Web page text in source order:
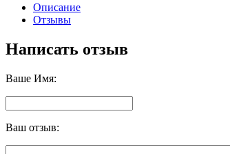
Описание
Отзывы
Написать отзыв
Ваше Имя:
Ваш отзыв: